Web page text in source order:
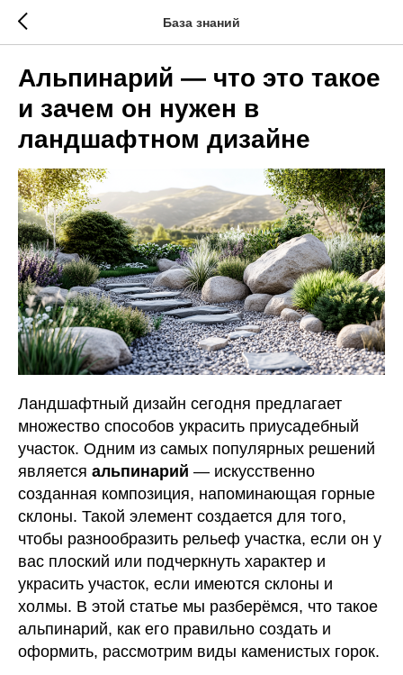
База знаний
Альпинарий — что это такое
и зачем он нужен в
ландшафтном дизайне
Ландшафтный дизайн сегодня предлагает
множество способов украсить приусадебный
участок. Одним из самых популярных решений
является альпинарий — искусственно
созданная композиция, напоминающая горные
склоны. Такой элемент создается для того,
чтобы разнообразить рельеф участка, если он у
вас плоский или подчеркнуть характер и
украсить участок, если имеются склоны и
холмы. В этой статье мы разберёмся, что такое
альпинарий, как его правильно создать и
оформить, рассмотрим виды каменистых горок.